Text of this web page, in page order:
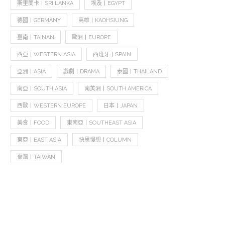
斯里蘭卡丨SRI LANKA 埃及丨EGYPT
德國丨GERMANY 高雄丨KAOHSIUNG
臺南丨TAINAN 歐洲丨EUROPE
西亞丨WESTERN ASIA 西班牙丨SPAIN
亞洲丨ASIA 戲劇丨DRAMA 泰國丨THAILAND
南亞丨SOUTH ASIA 南美洲丨SOUTH AMERICA
西歐丨WESTERN EUROPE 日本丨JAPAN
美食丨FOOD 東南亞丨SOUTHEAST ASIA
東亞丨EAST ASIA 快思慢想丨COLUMN
臺灣丨TAIWAN